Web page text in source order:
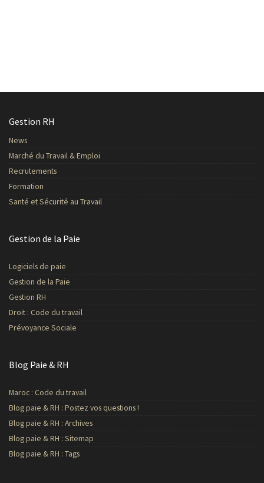
Gestion RH
News
Marché du Travail & Emploi
Recrutements
Formation
Santé et Sécurité au Travail
Gestion de la Paie
Logiciels de paie
Gestion de la Paie
Gestion RH
Droit : Code du travail
Prévoyance Sociale
Blog Paie & RH
Maroc : Code du travail
Blog paie & RH : Postez vos questions !
Blog paie & RH : Archives
Blog paie & RH : Sitemap
Blog paie & RH : Tags